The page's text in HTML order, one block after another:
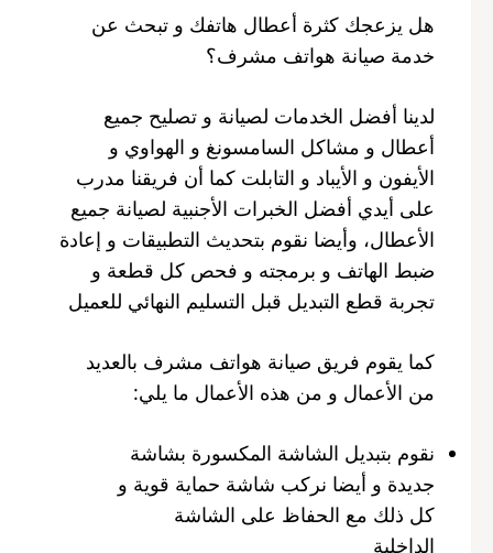
هل يزعجك كثرة أعطال هاتفك و تبحث عن
خدمة صيانة هواتف مشرف؟
لدينا أفضل الخدمات لصيانة و تصليح جميع
أعطال و مشاكل السامسونغ و الهواوي و
الأيفون و الأيباد و التابلت كما أن فريقنا مدرب
على أيدي أفضل الخبرات الأجنبية لصيانة جميع
الأعطال، وأيضا نقوم بتحديث التطبيقات و إعادة
ضبط الهاتف و برمجته و فحص كل قطعة و
تجربة قطع التبديل قبل التسليم النهائي للعميل
كما يقوم فريق صيانة هواتف مشرف بالعديد
من الأعمال و من هذه الأعمال ما يلي:
نقوم بتبديل الشاشة المكسورة بشاشة
جديدة و أيضا نركب شاشة حماية قوية و
كل ذلك مع الحفاظ على الشاشة
الداخلية